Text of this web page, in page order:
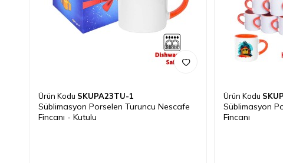
Ürün Kodu SKUPA23TU-1
Süblimasyon Porselen Turuncu Nescafe
Fincanı - Kutulu
Ürün Kodu
Süblimasyon
Fincanı